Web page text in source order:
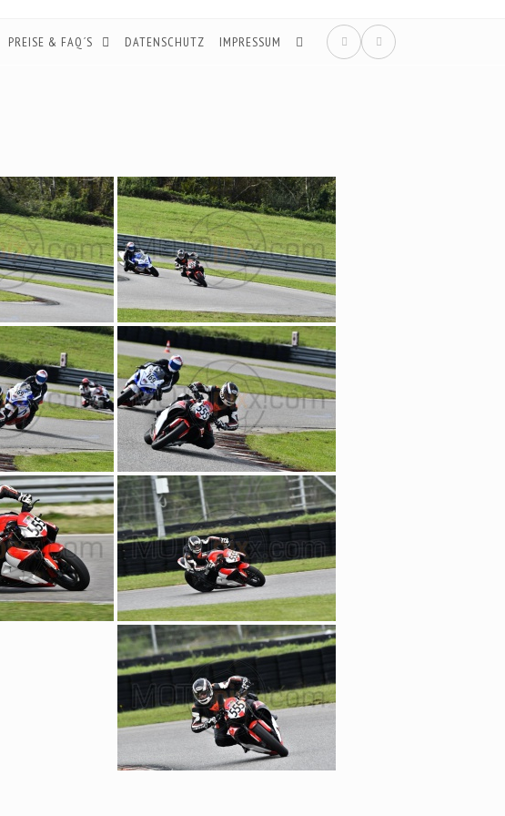
PREISE & FAQ´S DATENSCHUTZ IMPRESSUM